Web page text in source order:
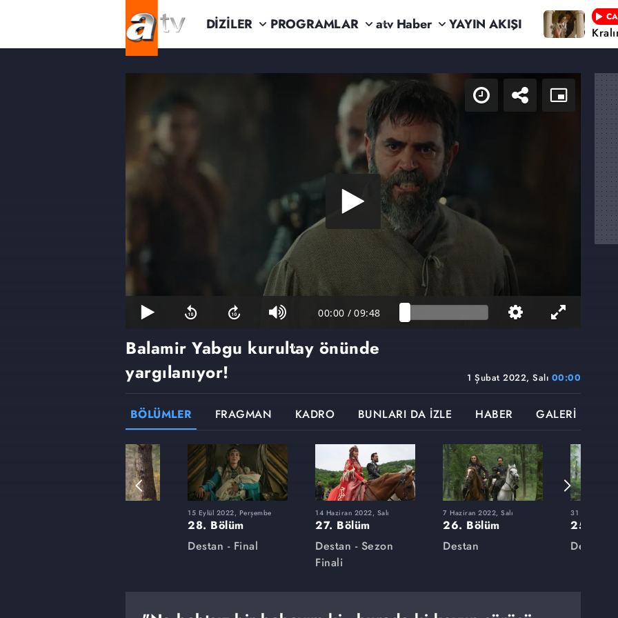
DİZİLER PROGRAMLAR atv Haber YAYIN AKIŞI
00:00 / 09:48
1 Şubat 2022, Salı 00:00
Balamir Yabgu kurultay önünde
yargılanıyor!
BÖLÜMLER FRAGMAN KADRO BUNLARI DA İZLE HABER GALERİ
15 Eylül 2022, Perşembe
28. Bölüm
Destan - Final
14 Haziran 2022, Salı
27. Bölüm
Destan - Sezon
Finali
7 Haziran 2022, Salı
26. Bölüm
Destan
31 Mayıs
25. Bölüm
Destan